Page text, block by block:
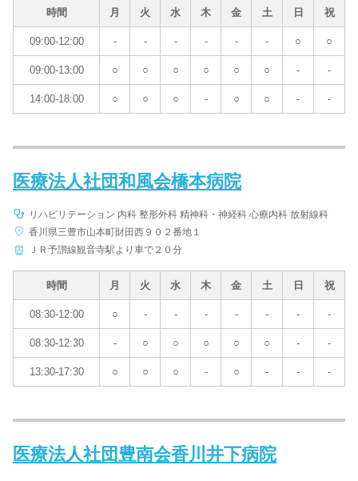
時間 月 火 水 木 金 土 日 祝
09:00-12:00 - - - - - - ○ ○
09:00-13:00 ○ ○ ○ ○ ○ ○ - -
14:00-18:00 ○ ○ ○ - ○ ○ - -
医療法人社団和風会橋本病院
リハビリテーション 内科 整形外科 精神科・神経科 心療内科 放射線科
香川県三豊市山本町財田西９０２番地１
ＪＲ予讃線観音寺駅より車で２０分
時間 月 火 水 木 金 土 日 祝
08:30-12:00 ○ - - - - - - -
08:30-12:30 - ○ ○ ○ ○ ○ - -
13:30-17:30 ○ ○ ○ - ○ - - -
医療法人社団豊南会香川井下病院